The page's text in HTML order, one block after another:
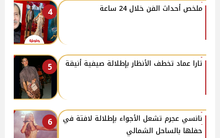
4 ملخص أحداث الفن خلال 24 ساعة
5 تارا عماد تخطف الأنظار بإطلالة صيفية أنيقة
6
نانسي عجرم تشعل الأجواء بإطلالة لافتة في
حفلها بالساحل الشمالي